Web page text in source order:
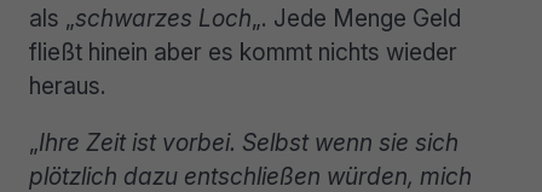
als „schwarzes Loch„. Jede Menge Geld
fließt hinein aber es kommt nichts wieder
heraus.
„Ihre Zeit ist vorbei. Selbst wenn sie sich
plötzlich dazu entschließen würden, mich